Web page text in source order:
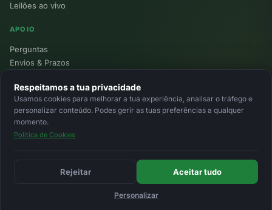
Leilões ao vivo
APOIO
Perguntas
Envios & Prazos
Devoluções
Minha Conta
© 2026 Ecolivros. Todos os direitos reservados.
Respeitamos a tua privacidade
Usamos cookies para melhorar a tua experiência, analisar o tráfego e
personalizar conteúdo. Podes gerir as tuas preferências a qualquer
momento.
Política de Cookies
Personalizar
Rejeitar Aceitar tudo